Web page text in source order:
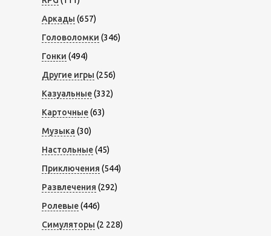
Аркады (657)
Головоломки (346)
Гонки (494)
Другие игры (256)
Казуальные(332)
Карточные(63)
Музыка (30)
Настольные(45)
Приключения (544)
Развлечения (292)
Ролевые(446)
Симуляторы (2 228)